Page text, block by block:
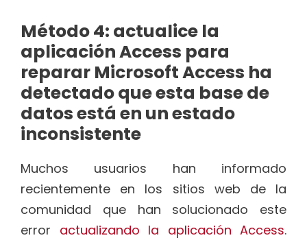
Método 4: actualice la
aplicación Access para
reparar Microsoft Access ha
detectado que esta base de
datos está en un estado
inconsistente
Muchos usuarios han informado
recientemente en los sitios web de la
comunidad que han solucionado este
error actualizando la aplicación Access.